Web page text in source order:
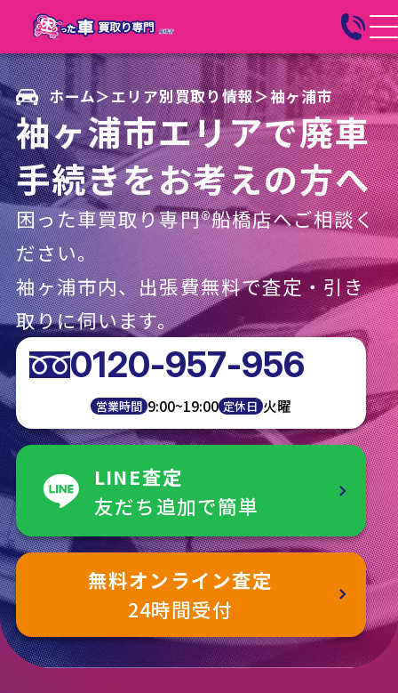
ホーム＞エリア別買取り情報＞袖ヶ浦市
袖ヶ浦市エリアで廃車
手続きをお考えの方へ
困った車買取り専門®船橋店へご相談く
ださい。
袖ヶ浦市内、出張費無料で査定・引き
取りに伺います。
0120-957-956
営業時間 9:00~19:00 定休日 火曜
LINE査定
友だち追加で簡単
無料オンライン査定
24時間受付